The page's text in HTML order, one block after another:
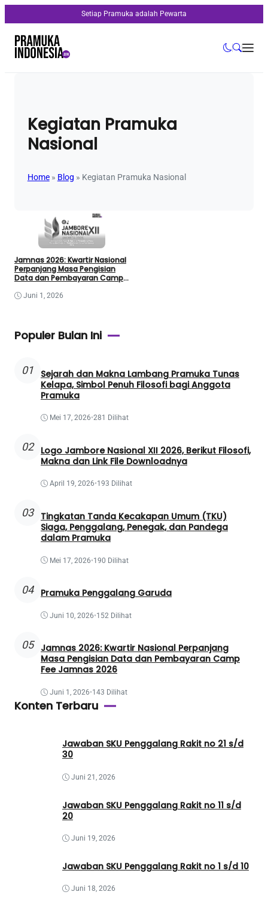
Setiap Pramuka adalah Pewarta
Kegiatan Pramuka
Nasional
Home» Blog » Kegiatan Pramuka Nasional
Jamnas 2026: Kwartir Nasional
Perpanjang Masa Pengisian
Data dan Pembayaran Camp
Juni 1, 2026
Populer Bulan Ini
01
Sejarah dan Makna Lambang Pramuka Tunas
Kelapa, Simbol Penuh Filosofi bagi Anggota
Pramuka
Mei 17, 2026•281 Dilihat
02
Logo Jambore Nasional XII 2026, Berikut Filosofi,
Makna dan Link File Downloadnya
April 19, 2026•193 Dilihat
03
Tingkatan Tanda Kecakapan Umum (TKU)
Siaga, Penggalang, Penegak, dan Pandega
dalam Pramuka
Mei 17, 2026•190 Dilihat
04 Pramuka Penggalang Garuda
Juni 10, 2026•152 Dilihat
05
Jamnas 2026: Kwartir Nasional Perpanjang
Masa Pengisian Data dan Pembayaran Camp
Fee Jamnas 2026
Juni 1, 2026•143 Dilihat
Konten Terbaru
Jawaban SKU Penggalang Rakit no 21 s/d
30
Juni 21, 2026
Jawaban SKU Penggalang Rakit no 11 s/d
20
Juni 19, 2026
Jawaban SKU Penggalang Rakit no 1 s/d 10
Juni 18, 2026